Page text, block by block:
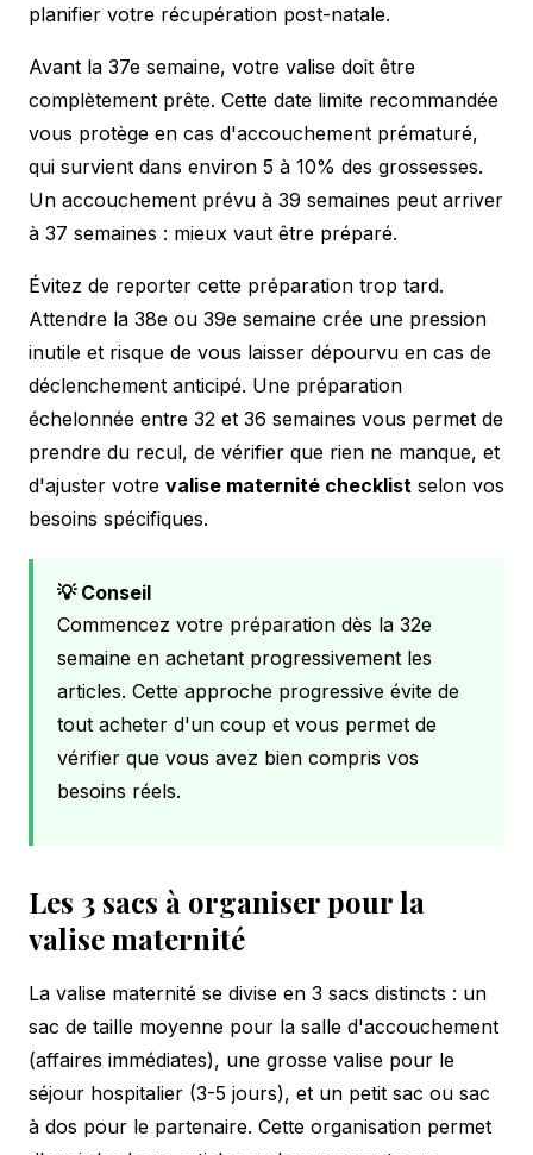
planifier votre récupération post-natale.
Avant la 37e semaine, votre valise doit être
complètement prête. Cette date limite recommandée
vous protège en cas d'accouchement prématuré,
qui survient dans environ 5 à 10% des grossesses.
Un accouchement prévu à 39 semaines peut arriver
à 37 semaines : mieux vaut être préparé.
Évitez de reporter cette préparation trop tard.
Attendre la 38e ou 39e semaine crée une pression
inutile et risque de vous laisser dépourvu en cas de
déclenchement anticipé. Une préparation
échelonnée entre 32 et 36 semaines vous permet de
prendre du recul, de vérifier que rien ne manque, et
d'ajuster votre valise maternité checklist selon vos
besoins spécifiques.
💡 Conseil
Commencez votre préparation dès la 32e
semaine en achetant progressivement les
articles. Cette approche progressive évite de
tout acheter d'un coup et vous permet de
vérifier que vous avez bien compris vos
besoins réels.
Les 3 sacs à organiser pour la
valise maternité
La valise maternité se divise en 3 sacs distincts : un
sac de taille moyenne pour la salle d'accouchement
(affaires immédiates), une grosse valise pour le
séjour hospitalier (3-5 jours), et un petit sac ou sac
à dos pour le partenaire. Cette organisation permet